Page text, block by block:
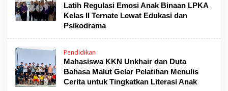
Latih Regulasi Emosi Anak Binaan LPKA
Kelas II Ternate Lewat Edukasi dan
Psikodrama
Pendidikan
Mahasiswa KKN Unkhair dan Duta
Bahasa Malut Gelar Pelatihan Menulis
Cerita untuk Tingkatkan Literasi Anak